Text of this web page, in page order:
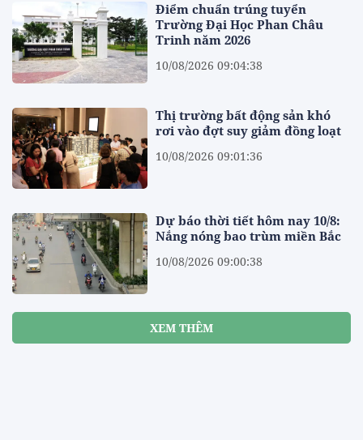
Điểm chuẩn trúng tuyển
Trường Đại Học Phan Châu
Trinh năm 2026
10/08/2026 09:04:38
Thị trường bất động sản khó
rơi vào đợt suy giảm đồng loạt
10/08/2026 09:01:36
Dự báo thời tiết hôm nay 10/8:
Nắng nóng bao trùm miền Bắc
10/08/2026 09:00:38
XEM THÊM